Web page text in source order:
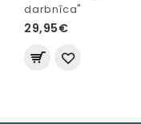
darbnīca"
29,95€